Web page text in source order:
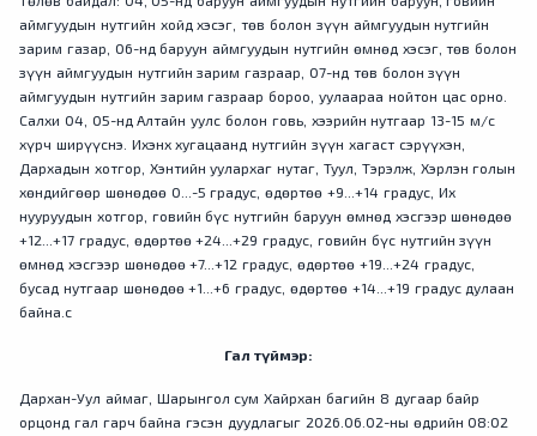
аймгуудын нутгийн хойд хэсэг, төв болон зүүн аймгуудын нутгийн
зарим газар, 06-нд баруун аймгуудын нутгийн өмнөд хэсэг, төв болон
зүүн аймгуудын нутгийн зарим газраар, 07-нд төв болон зүүн
аймгуудын нутгийн зарим газраар бороо, уулаараа нойтон цас орно.
Салхи 04, 05-нд Алтайн уулс болон говь, хээрийн нутгаар 13-15 м/с
хүрч ширүүснэ. Ихэнх хугацаанд нутгийн зүүн хагаст сэрүүхэн,
Дархадын хотгор, Хэнтийн уулархаг нутаг, Туул, Тэрэлж, Хэрлэн голын
хөндийгөөр шөнөдөө 0...-5 градус, өдөртөө +9...+14 градус, Их
нууруудын хотгор, говийн бүс нутгийн баруун өмнөд хэсгээр шөнөдөө
+12...+17 градус, өдөртөө +24...+29 градус, говийн бүс нутгийн зүүн
өмнөд хэсгээр шөнөдөө +7...+12 градус, өдөртөө +19...+24 градус,
бусад нутгаар шөнөдөө +1...+6 градус, өдөртөө +14...+19 градус дулаан
байна.с
Гал түймэр:
Дархан-Уул аймаг, Шарынгол сум Хайрхан багийн 8 дугаар байр
орцонд гал гарч байна гэсэн дуудлагыг 2026.06.02-ны өдрийн 08:02